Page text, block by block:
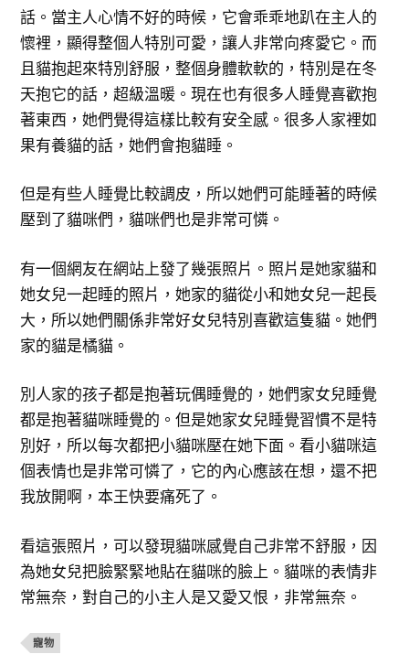
話。當主人心情不好的時候，它會乖乖地趴在主人的
懷裡，顯得整個人特別可愛，讓人非常向疼愛它。而
且貓抱起來特別舒服，整個身體軟軟的，特別是在冬
天抱它的話，超級溫暖。現在也有很多人睡覺喜歡抱
著東西，她們覺得這樣比較有安全感。很多人家裡如
果有養貓的話，她們會抱貓睡。
但是有些人睡覺比較調皮，所以她們可能睡著的時候
壓到了貓咪們，貓咪們也是非常可憐。
有一個網友在網站上發了幾張照片。照片是她家貓和
她女兒一起睡的照片，她家的貓從小和她女兒一起長
大，所以她們關係非常好女兒特別喜歡這隻貓。她們
家的貓是橘貓。
別人家的孩子都是抱著玩偶睡覺的，她們家女兒睡覺
都是抱著貓咪睡覺的。但是她家女兒睡覺習慣不是特
別好，所以每次都把小貓咪壓在她下面。看小貓咪這
個表情也是非常可憐了，它的內心應該在想，還不把
我放開啊，本王快要痛死了。
看這張照片，可以發現貓咪感覺自己非常不舒服，因
為她女兒把臉緊緊地貼在貓咪的臉上。貓咪的表情非
常無奈，對自己的小主人是又愛又恨，非常無奈。
寵物